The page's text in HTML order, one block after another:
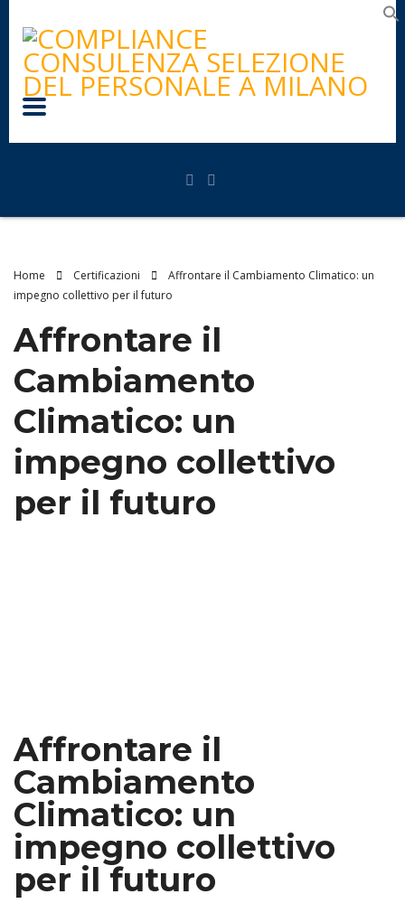
Home Certificazioni
Affrontare il Cambiamento Climatico: un
impegno collettivo per il futuro
Affrontare il
Cambiamento
Climatico: un
impegno collettivo
per il futuro
Affrontare il
Cambiamento
Climatico: un
impegno collettivo
per il futuro